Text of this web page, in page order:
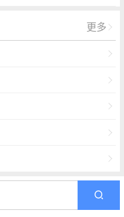
分部
存点
存点
站
装KH服务部
便民寄存点分部
更多